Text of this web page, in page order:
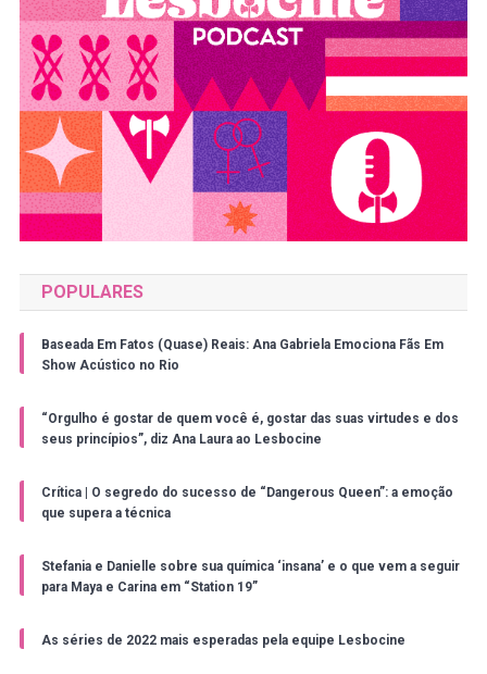
POPULARES
Baseada Em Fatos (Quase) Reais: Ana Gabriela Emociona Fãs Em
Show Acústico no Rio
“Orgulho é gostar de quem você é, gostar das suas virtudes e dos
seus princípios”, diz Ana Laura ao Lesbocine
Crítica | O segredo do sucesso de “Dangerous Queen”: a emoção
que supera a técnica
Stefania e Danielle sobre sua química ‘insana’ e o que vem a seguir
para Maya e Carina em “Station 19”
As séries de 2022 mais esperadas pela equipe Lesbocine